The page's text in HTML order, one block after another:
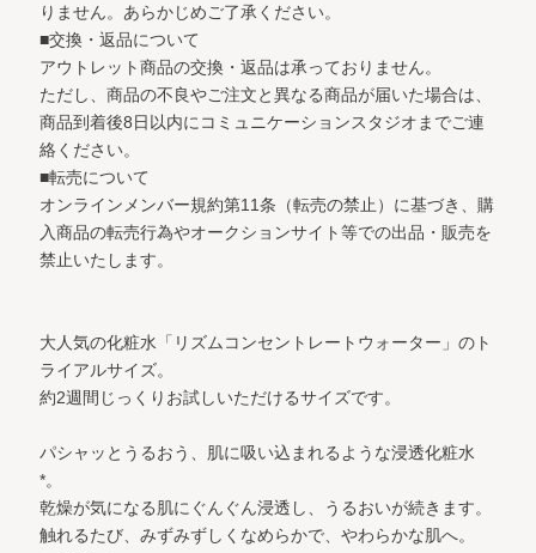
りません。あらかじめご了承ください。
■交換・返品について
アウトレット商品の交換・返品は承っておりません。
ただし、商品の不良やご注文と異なる商品が届いた場合は、
商品到着後8日以内にコミュニケーションスタジオまでご連
絡ください。
■転売について
オンラインメンバー規約第11条（転売の禁止）に基づき、購
入商品の転売行為やオークションサイト等での出品・販売を
禁止いたします。
大人気の化粧水「リズムコンセントレートウォーター」のト
ライアルサイズ。
約2週間じっくりお試しいただけるサイズです。
パシャッとうるおう、肌に吸い込まれるような浸透化粧水
*。
乾燥が気になる肌にぐんぐん浸透し、うるおいが続きます。
触れるたび、みずみずしくなめらかで、やわらかな肌へ。